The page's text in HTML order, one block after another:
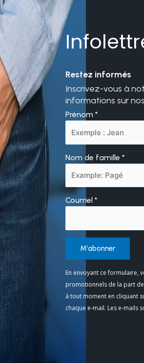
Restez informés
Inscrivez-vous à
informations sur
Prénom *
Nom de famille *
Courriel *
Constant
Contact
Use.
Please
En envoyant ce formulaire,
promotionnels de la part
à tout moment en cliquant
chaque e-mail. Les e-mails